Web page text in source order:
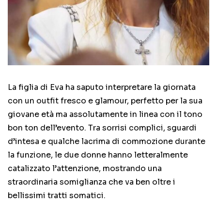
La figlia di Eva ha saputo interpretare la giornata
con un outfit fresco e glamour, perfetto per la sua
giovane età ma assolutamente in linea con il tono
bon ton dell’evento. Tra sorrisi complici, sguardi
d’intesa e qualche lacrima di commozione durante
la funzione, le due donne hanno letteralmente
catalizzato l’attenzione, mostrando una
straordinaria somiglianza che va ben oltre i
bellissimi tratti somatici.